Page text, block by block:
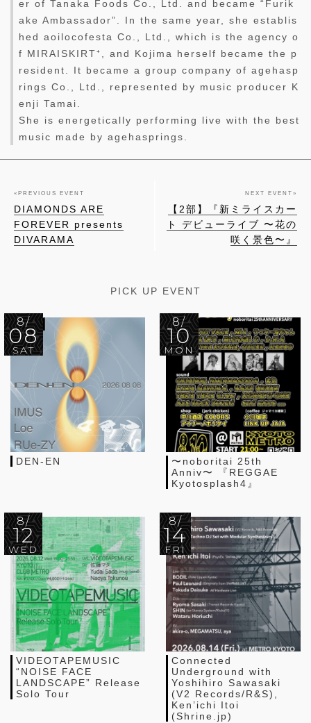
er of Tanaka Foods Co., Ltd. and became “Furik
ake Ambassador”. In the same year, she establis
hed aoilocofesta Co., Ltd., which is the agency o
f MIRAISKIRT⁺, and Kojima herself became the p
resident. It became a group company of agehasp
rings Co., Ltd., represented by music producer K
enji Tamai.
She is energetically performing live with the best
music made by agehasprings.
« PREVIOUS EVENT
DIAMONDS ARE
FOREVER presents
DIVARAMA
NEXT EVENT »
【2部】『新ミライスカー
ト デビューライブ 〜花の
咲く景色〜』
PICK UP EVENT
8/
08
SAT
DEN-EN
8/
10
MON
〜noboritai 25th
Anniv〜 『REGGAE
Kyotosplash4』
8/
12
WED
VIDEOTAPEMUSIC
“NOISE FACE
LANDSCAPE” Release
Solo Tour
8/
14
FRI
Connected
Underground with
Yoshihiro Sawasaki
(V2 Records/R&S),
Ken’ichi Itoi
(Shrine.jp)